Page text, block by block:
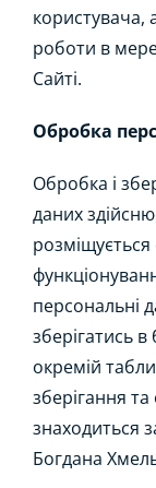
користувача,
роботи в
Сайті.
Обробка
Обробка і
даних
персональні
зберігатись
окремій
зберігання
знаходиться
Богдана